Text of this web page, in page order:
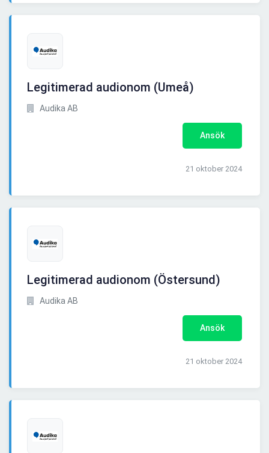
Legitimerad audionom (Umeå)
Audika AB
Ansök
21 oktober 2024
Legitimerad audionom (Östersund)
Audika AB
Ansök
21 oktober 2024